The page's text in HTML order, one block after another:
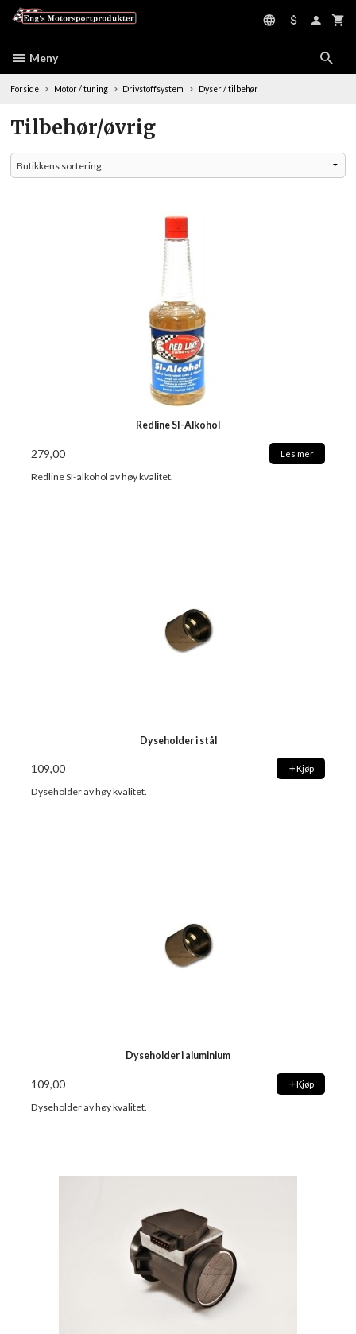
Meny
Forside Motor / tuning Drivstoffsystem Dyser / tilbehør
Tilbehør/øvrig
Redline SI-Alkohol
279,00 Les mer
Redline SI-alkohol av høy kvalitet.
Dyseholder i stål
109,00 Kjøp
Dyseholder av høy kvalitet.
Dyseholder i aluminium
109,00 Kjøp
Dyseholder av høy kvalitet.